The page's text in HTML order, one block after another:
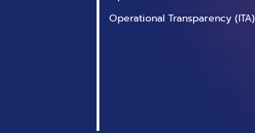
Operational Transparency (ITA)